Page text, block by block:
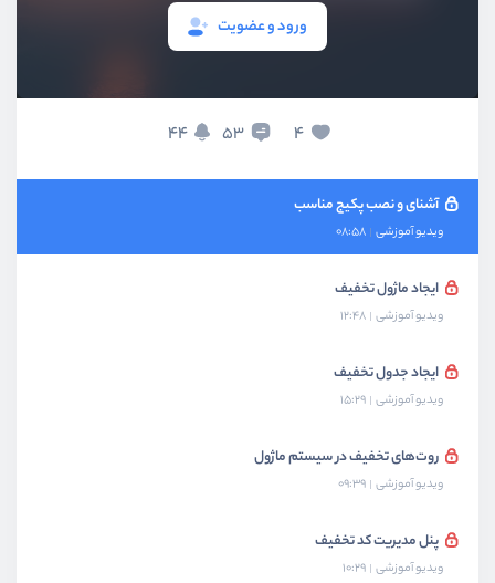
ورود و عضویت
4
53
44 چرا نیاز داریم پروژه را ماژولار کنیم؟
آشنای و نصب پکیج مناسب
ویدیو آموزشی 08:58
ایجاد ماژول تخفیف
ویدیو آموزشی 12:48
ایجاد جدول تخفیف
ویدیو آموزشی 15:29
روت‌های تخفیف در سیستم ماژول
ویدیو آموزشی 09:39
پنل مدیریت کد تخفیف
ویدیو آموزشی 10:29